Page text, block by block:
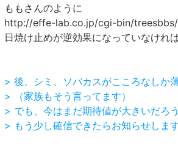
ももさんのように
http://effe-lab.co.jp/cgi-bin/
日焼け止めが逆効果になっていなけれ
> 後、シミ、ソバカスがこころなしか
> （家族もそう言ってます）
> でも、今はまだ期待値が大きいだろ
> もう少し確信できたらお知らせします